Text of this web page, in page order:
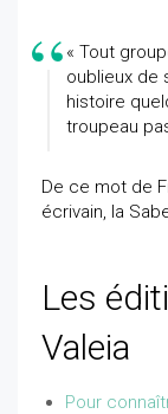
« Tout
oublieux de
histoire
troupeau
De ce mot de
écrivain, la
Les
Valeia
Pour